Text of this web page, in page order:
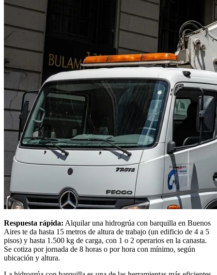
Respuesta rápida: Alquilar una hidrogrúa con barquilla en Buenos
Aires te da hasta 15 metros de altura de trabajo (un edificio de 4 a 5
pisos) y hasta 1.500 kg de carga, con 1 o 2 operarios en la canasta.
Se cotiza por jornada de 8 horas o por hora con mínimo, según
ubicación y altura.